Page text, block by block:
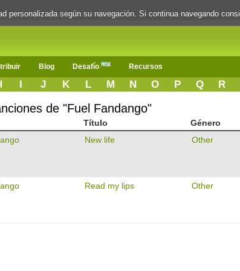
Blog Desafío Recursos
I J K L M N O P Q R
de "Fuel Fandango"
Título Género
New life Other
Read my lips Other
personalizada según su navegación. Si continua navegando